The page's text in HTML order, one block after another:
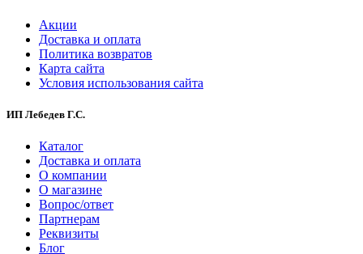
Акции
Доставка и оплата
Политика возвратов
Карта сайта
Условия использования сайта
ИП Лебедев Г.С.
Каталог
Доставка и оплата
О компании
О магазине
Вопрос/ответ
Партнерам
Реквизиты
Блог